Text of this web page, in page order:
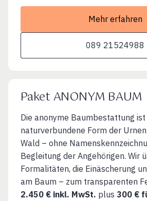
Mehr erfahren
089 21524988
Paket ANONYM BAUM
Die anonyme Baumbestattung
naturverbundene Form der
Wald – ohne
Begleitung der Angehörigen. Wir
Formalitäten, die Einäscherung
am Baum – zum transparenten
2.450 € inkl. MwSt. plus 300 €